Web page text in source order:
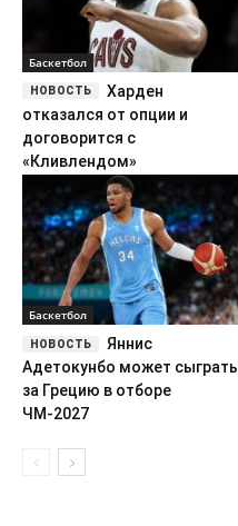
Баскетбол
Харден
отказался от опции и
договорится с
«Кливлендом»
Баскетбол
Яннис
Адетокунбо может сыграть
за Грецию в отборе
ЧМ-2027